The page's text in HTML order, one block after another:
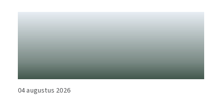
04 augustus 2026